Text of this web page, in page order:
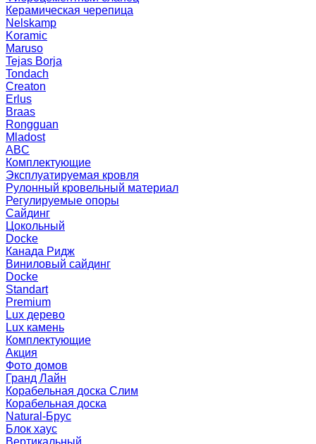
Керамическая черепица
Nelskamp
Koramic
Maruso
Tejas Borja
Tondach
Creaton
Erlus
Braas
Rongguan
Mladost
ABC
Комплектующие
Эксплуатируемая кровля
Рулонный кровельный материал
Регулируемые опоры
Сайдинг
Цокольный
Docke
Канада Ридж
Виниловый сайдинг
Docke
Standart
Premium
Lux дерево
Lux камень
Комплектующие
Акция
Фото домов
Гранд Лайн
Корабельная доска Слим
Корабельная доска
Natural-Брус
Блок хаус
Вертикальный